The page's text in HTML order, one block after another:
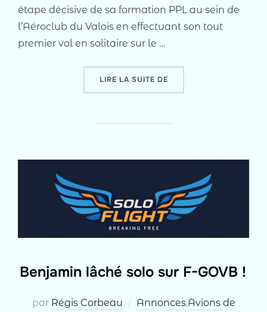
étape décisive de sa formation PPL au sein de
l’Aéroclub du Valois en effectuant son tout
premier vol en solitaire sur le …
LIRE LA SUITE DE« ANTOINE, 19 ANS,
Benjamin lâché solo sur F-GOVB !
par Régis Corbeau Annonces,Avions de